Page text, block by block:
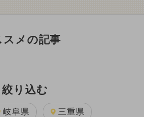
メの記事
り込む
岐阜県 三重県